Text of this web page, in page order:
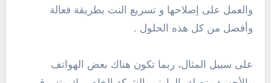
والعمل على إصلاحها و تسريع النت بطريقة فعالة
وأفضل من كل هذه الحلول .
على سبيل المثال، ربما تكون هناك بعض الهواتف